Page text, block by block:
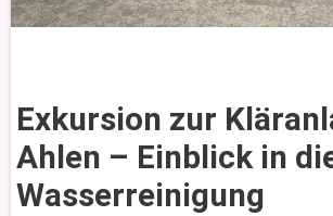
Exkursion zur
Ahlen – Einblick in
Wasserreinigung